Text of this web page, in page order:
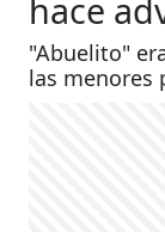
hace
"Abuelito"
las menores